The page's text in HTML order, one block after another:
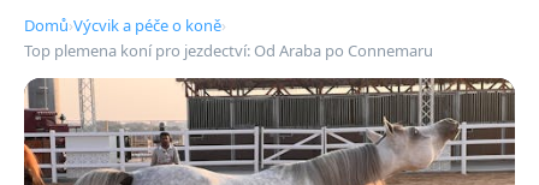
Domů›Výcvik a péče o koně›
Top plemena koní pro jezdectví: Od Araba po Connemaru